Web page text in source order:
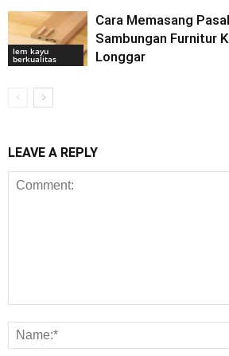
lem kayu
berkualitas
Cara Memasang
Sambungan Furnitur
Longgar
LEAVE A REPLY